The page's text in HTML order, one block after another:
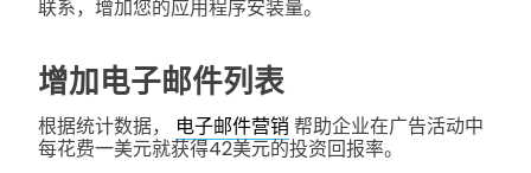
联系，增加您的应用程序安装量。
增加电子邮件列表
根据统计数据， 电子邮件营销 帮助企业在广告活动中
每花费一美元就获得42美元的投资回报率。